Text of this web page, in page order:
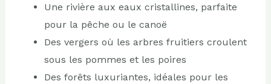
Une rivière aux eaux cristallines, parfaite
pour la pêche ou le canoë
Des vergers où les arbres fruitiers croulent
sous les pommes et les poires
Des forêts luxuriantes, idéales pour les